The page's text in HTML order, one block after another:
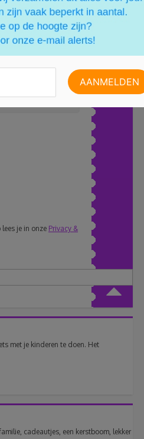
je in onze Privacy &
met je kinderen te doen. Het
cadeautjes, een kerstboom, lekker